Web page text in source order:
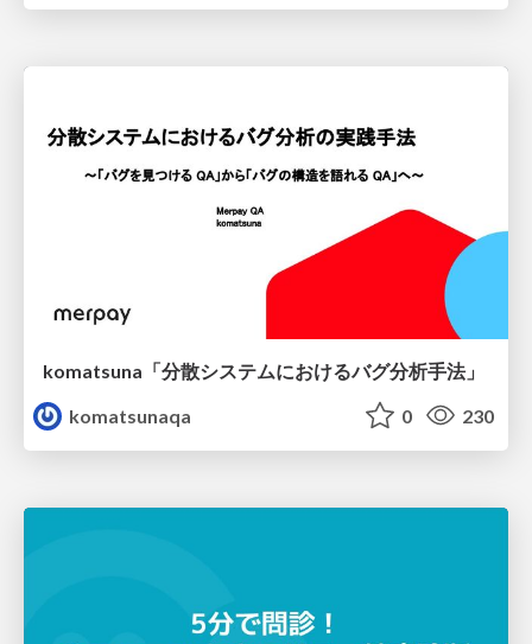
komatsuna「分散システムにおけるバグ分析手法」
komatsunaqa
0 230